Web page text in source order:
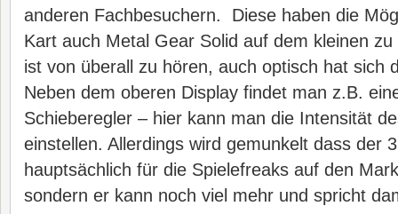
anderen Fachbesuchern. Diese haben die
Kart auch Metal Gear Solid auf dem kleinen
ist von überall zu hören, auch optisch hat sich
Neben dem oberen Display findet man z.B.
Schieberegler – hier kann man die Intensität
einstellen. Allerdings wird gemunkelt dass der
hauptsächlich für die Spielefreaks auf den
sondern er kann noch viel mehr und spricht